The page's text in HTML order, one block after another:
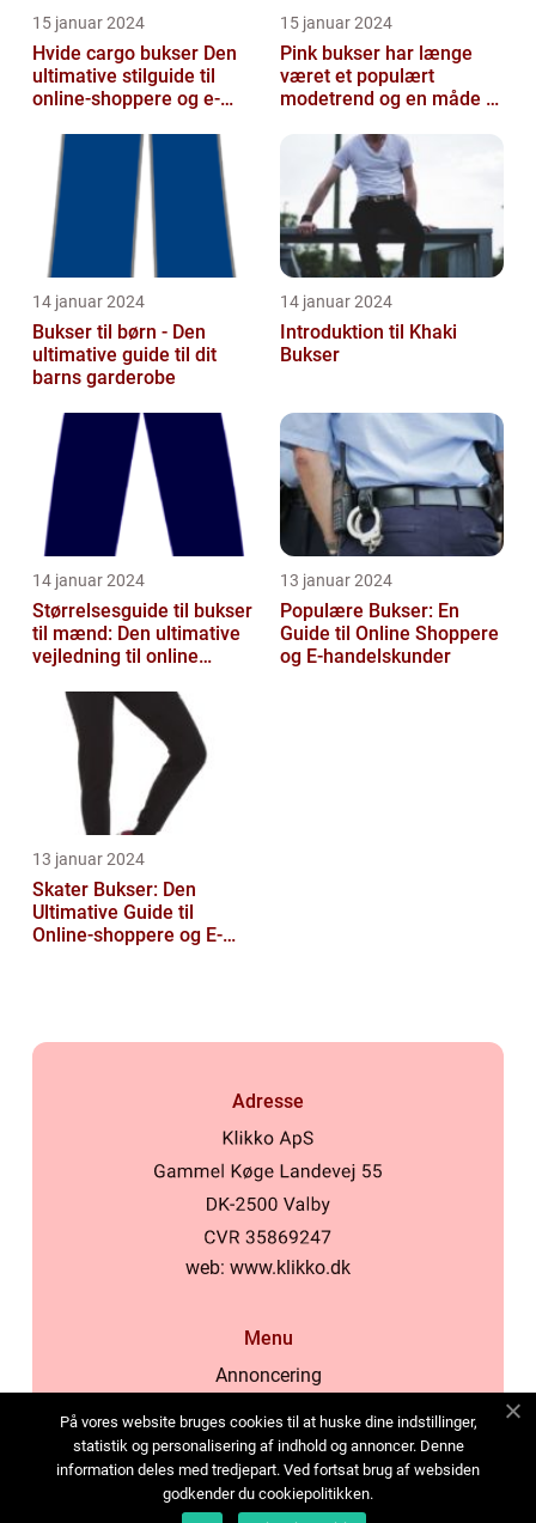
15 januar 2024
Hvide cargo bukser Den
ultimative stilguide til
online-shoppere og e-
15 januar 2024
Pink bukser har længe
været et populært
modetrend og en måde at
personlighed til en...
14 januar 2024
Bukser til børn - Den
ultimative guide til dit
barns garderobe
14 januar 2024
Introduktion til Khaki
Bukser
14 januar 2024
Størrelsesguide til bukser
til mænd: Den ultimative
vejledning til online
13 januar 2024
Populære Bukser: En
Guide til Online Shoppere
og E-handelskunder
13 januar 2024
Skater Bukser: Den
Ultimative Guide til
Online-shoppere og E-
Adresse
web: www.klikko.dk
Menu
Annoncering
Cookies
Kontakt os
Sitemap
På vores website bruges cookies til at huske dine indstillinger,
statistik og personalisering af indhold og annoncer. Denne
information deles med tredjepart. Ved fortsat brug af websiden
godkender du cookiepolitikken.